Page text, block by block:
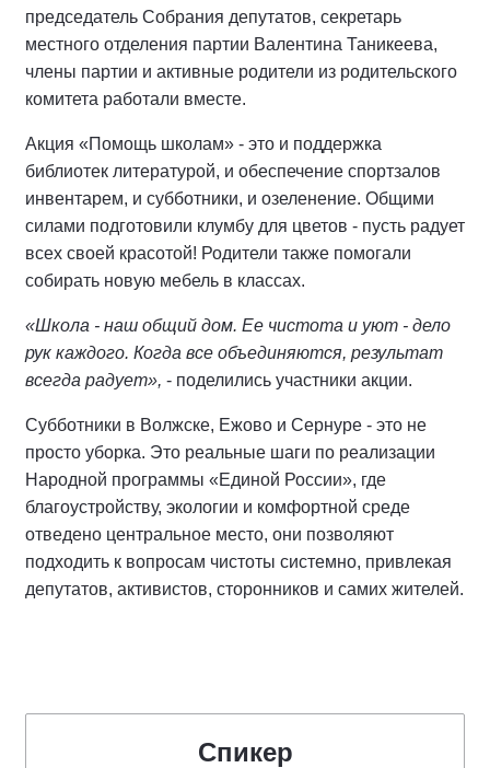
председатель Собрания депутатов, секретарь
местного отделения партии Валентина Таникеева,
члены партии и активные родители из родительского
комитета работали вместе.
Акция «Помощь школам» - это и поддержка
библиотек литературой, и обеспечение спортзалов
инвентарем, и субботники, и озеленение. Общими
силами подготовили клумбу для цветов - пусть радует
всех своей красотой! Родители также помогали
собирать новую мебель в классах.
«Школа - наш общий дом. Ее чистота и уют - дело
рук каждого. Когда все объединяются, результат
всегда радует», - поделились участники акции.
Субботники в Волжске, Ежово и Сернуре - это не
просто уборка. Это реальные шаги по реализации
Народной программы «Единой России», где
благоустройству, экологии и комфортной среде
отведено центральное место, они позволяют
подходить к вопросам чистоты системно, привлекая
депутатов, активистов, сторонников и самих жителей.
Спикер